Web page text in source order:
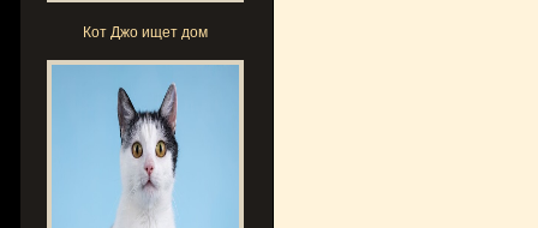
Кот Джо ищет дом